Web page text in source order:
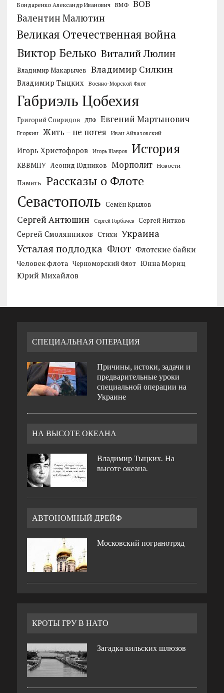
Бондаренко Александр Иванович ВМФ ВОВ
Валентин Малютин
Великая Отечественная война
Виктор Белько Виталий Люлин
Владимир Макарычев Владимир Силкин
Владимир Тыцких Военно-Морской Флот
Габриэль Цобехия
Григорий Спиридов ДПФ Евгений Мартынович
Егоркин Жить – не потея Иван Айвазовский
Игорь Христофоров Игорь Шавров История
КВВМПУ Леонид Юдников Морполит Новости
Память Рассказы о Флоте
Севастополь Семён Крылов
Сергей Антюшин Сергей Горбачев Сергей Нитков
Сергей Смолянников Стихи Украина
Усталая подлодка Флот Флотские байки
Человек флота Черноморский Флот Юнна Мориц
Юрий Михайлов
СПЕЦИАЛЬНАЯ ОПЕРАЦИЯ
Причины, истоки, задачи и
предварительные уроки
специальной операции на
Украине
НА ВЫСОТЕ ОКЕАНА
Владимир Тыцких. На
высоте океана.
АВТОНОМНЫЙ ДРЕЙФ
Московский погранотряд
КРОТЫ ГРУ В НАТО
Загадка кильских шлюзов